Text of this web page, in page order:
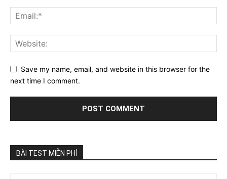
Save my name, email, and website in this browser for the
next time I comment.
BÀI TEST MIỄN PHÍ